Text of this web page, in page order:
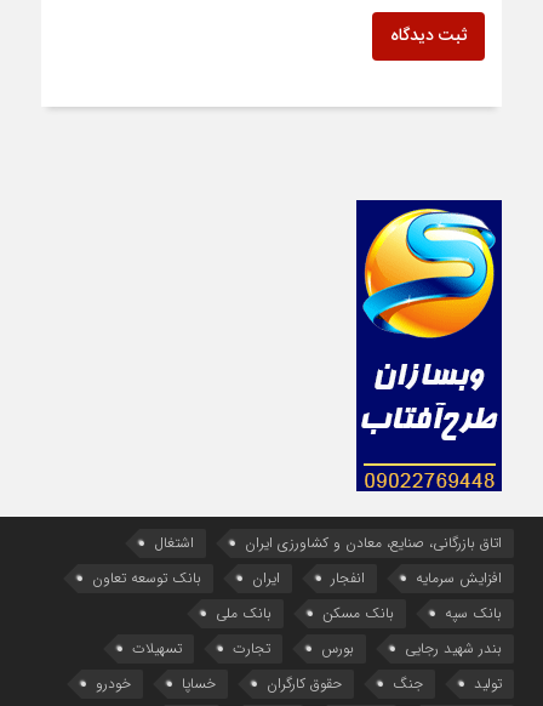
ثبت دیدگاه
اتاق بازرگانی، صنایع، معادن و کشاورزی ایران
اشتغال
افزایش سرمایه
انفجار ایران
بانک توسعه تعاون
بانک سپه
بانک مسکن
بانک ملی
بندر شهید رجایی
بورس تجارت
تسهیلات
تولید
جنگ حقوق کارگران خساپا خودرو